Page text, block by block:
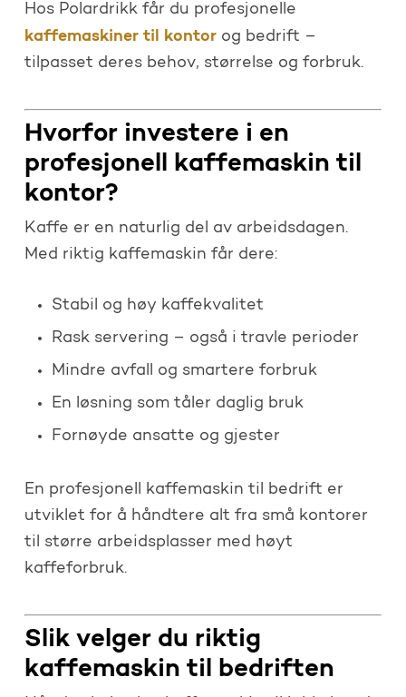
Hos Polardrikk får du profesjonelle
kaffemaskiner til kontorog bedrift –
tilpasset deres behov, størrelse og forbruk.
Hvorfor investere i en
profesjonell kaffemaskin til
kontor?
Kaffe er en naturlig del av arbeidsdagen.
Med riktig kaffemaskin får dere:
Stabil og høy kaffekvalitet
Rask servering – også i travle perioder
Mindre avfall og smartere forbruk
En løsning som tåler daglig bruk
Fornøyde ansatte og gjester
En profesjonell kaffemaskin til bedrift er
utviklet for å håndtere alt fra små kontorer
til større arbeidsplasser med høyt
kaffeforbruk.
Slik velger du riktig
kaffemaskin til bedriften